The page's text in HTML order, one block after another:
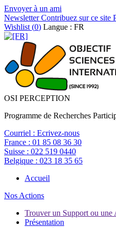
Envoyer à un ami
NewsletterContribuez sur ce site
Wishlist (0) Langue : FR
OSI PERCEPTION
Programme de Recherches
Courriel : Ecrivez-nous
France : 01 85 08 36 30
Suisse : 022 519 0440
Belgique : 023 18 35 65
Accueil
Nos Actions
Trouver un Support ou une
Présentation